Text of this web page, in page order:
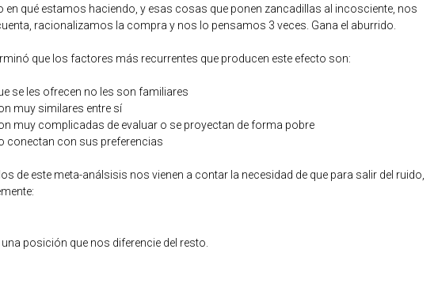
en qué estamos haciendo, y esas cosas que ponen zancadillas al incosciente, nos
racionalizamos la compra y nos lo pensamos 3 veces. Gana el aburrido.
que los factores más recurrentes que producen este efecto son:
se les ofrecen no les son familiares
muy similares entre sí
muy complicadas de evaluar o se proyectan de forma pobre
conectan con sus preferencias
de este meta-análsisis nos vienen a contar la necesidad de que para salir del ruido,
posición que nos diferencie del resto.